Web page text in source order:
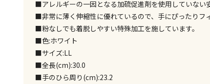
■アレルギーの一因となる加硫促進剤を使用していない
■非常に薄く伸縮性に優れているので、手にぴったりフ
■粉なしでも着脱しやすい特殊加工を施しています。
■色:ホワイト
■サイズ:LL
■全長(cm):30.0
■手のひら周り(cm):23.2